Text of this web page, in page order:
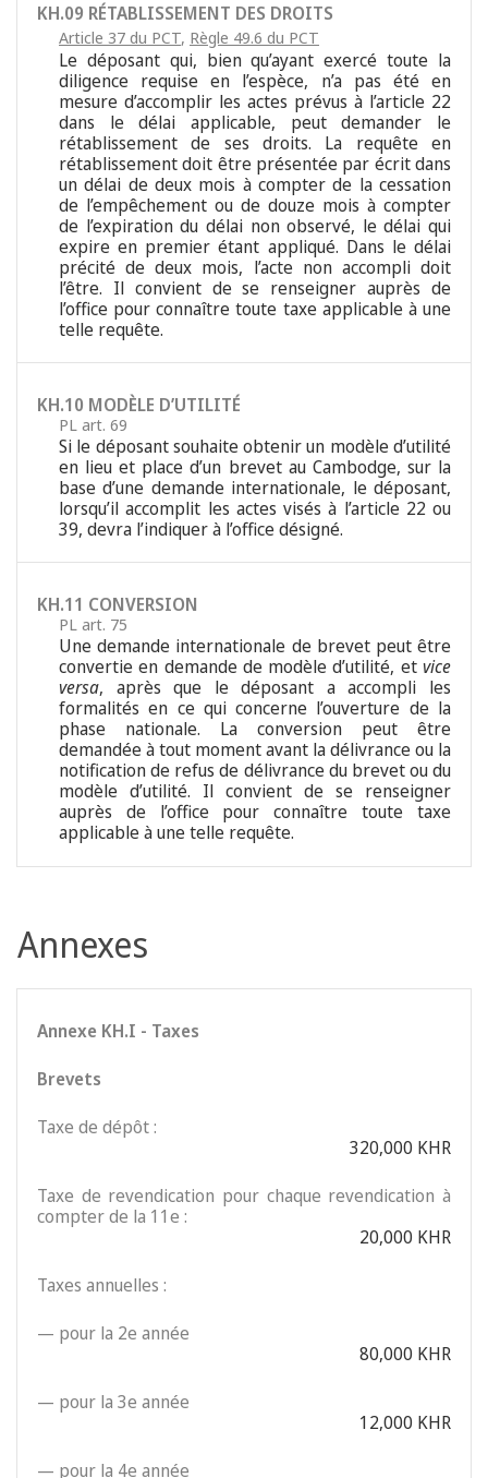
KH.09 RÉTABLISSEMENT DES DROITS
Article 37 du PCT, Règle 49.6 du PCT
Le déposant qui, bien qu’ayant exercé toute la
diligence requise en l’espèce, n’a pas été en
mesure d’accomplir les actes prévus à l’article 22
dans le délai applicable, peut demander le
rétablissement de ses droits. La requête en
rétablissement doit être présentée par écrit dans
un délai de deux mois à compter de la cessation
de l’empêchement ou de douze mois à compter
de l’expiration du délai non observé, le délai qui
expire en premier étant appliqué. Dans le délai
précité de deux mois, l’acte non accompli doit
l’être. Il convient de se renseigner auprès de
l’office pour connaître toute taxe applicable à une
telle requête.
KH.10 MODÈLE D’UTILITÉ
PL art. 69
Si le déposant souhaite obtenir un modèle d’utilité
en lieu et place d’un brevet au Cambodge, sur la
base d’une demande internationale, le déposant,
lorsqu’il accomplit les actes visés à l’article 22 ou
39, devra l’indiquer à l’office désigné.
KH.11 CONVERSION
PL art. 75
Une demande internationale de brevet peut être
convertie en demande de modèle d’utilité, et vice
versa, après que le déposant a accompli les
formalités en ce qui concerne l’ouverture de la
phase nationale. La conversion peut être
demandée à tout moment avant la délivrance ou la
notification de refus de délivrance du brevet ou du
modèle d’utilité. Il convient de se renseigner
auprès de l’office pour connaître toute taxe
applicable à une telle requête.
Annexes
Annexe KH.I - Taxes
Brevets
Taxe de dépôt :
320,000 KHR
Taxe de revendication pour chaque revendication à
compter de la 11e :
20,000 KHR
Taxes annuelles :
— pour la 2e année
80,000 KHR
— pour la 3e année
12,000 KHR
— pour la 4e année